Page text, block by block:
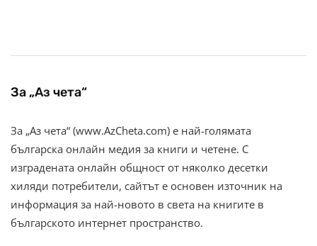
За „Аз чета“
За „Аз чета“ (www.AzCheta.com) е най-голямата
българска онлайн медия за книги и четене. С
изградената онлайн общност от няколко десетки
хиляди потребители, сайтът е основен източник на
информация за най-новото в света на книгите в
българското интернет пространство.